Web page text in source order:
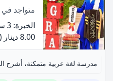
متواجد في
الخبرة: 3 سنة
8.00 دينار
(60 دقيقة)